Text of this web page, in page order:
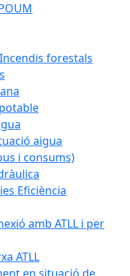
forestals
aigua
i consums)
Eficiència
amb ATLL i per
ATLL